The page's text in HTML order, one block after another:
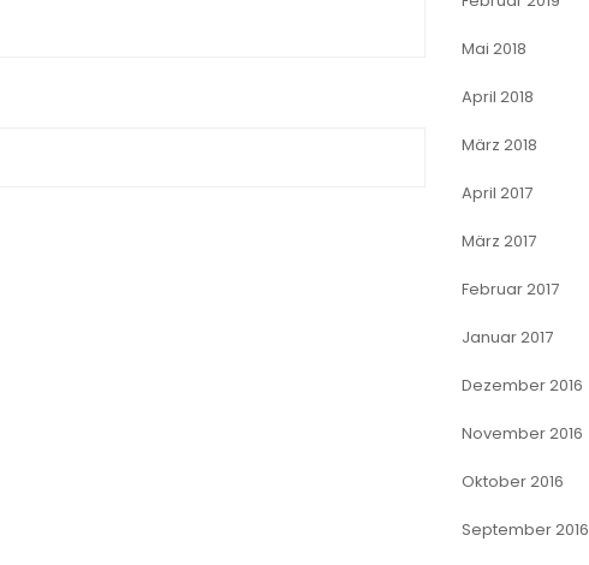
Mai 2018
April 2018
März 2018
April 2017
März 2017
Februar 2017
Januar 2017
Dezember 2016
November 2016
Oktober 2016
September 2016